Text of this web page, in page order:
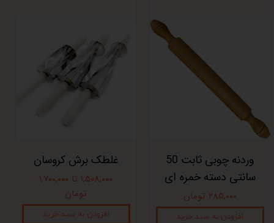
وردنه چوبی ثابت 50
سانتی دسته خمره ای
۲۸۵,۰۰۰ تومان
افزودن به سبد خرید
غلطک برش کروسان
۱,۵۰۸,۰۰۰ تا ۱,۷۰۰,۰۰۰
تومان
افزودن به سبد خرید